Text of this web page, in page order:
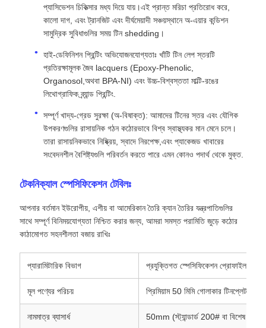
প্যাসিভেশন চিকিত্সার মধ্য দিয়ে যায়।এই প্রান্ত মরিচা প্রতিরোধ করে,
কালো দাগ, এবং ট্রানজিট এবং দীর্ঘমেয়াদী সঞ্চয়স্থানে অ-এয়ার কন্ডিশন
সামুদ্রিক সুবিধাগুলির সময় টিন shedding।
হাই-ডেফিনিশন প্রিন্টিং অভিযোজনযোগ্যতাঃ খাঁটি টিন লেপ স্তরটি
প্রতিরক্ষামূলক জৈব lacquers (Epoxy-Phenolic,
Organosol,অথবা BPA-NI) এবং উচ্চ-বিশ্বস্ততা মাল্টি-রঙের
লিথোগ্রাফিক ব্র্যান্ড প্রিন্টিং.
সম্পূর্ণ খাদ্য-গ্রেড সুরক্ষা (অ-বিষাক্ত): আমাদের টিনের স্তর এবং যৌগিক
উপকরণগুলির রাসায়নিক গঠন কঠোরভাবে বিশ্ব স্বাস্থ্যকর মান মেনে চলে।
তারা রাসায়নিকভাবে নিষ্ক্রিয়, স্বাদে নিরপেক্ষ,এবং প্যাকেজড খাবারের
সংবেদনশীল বৈশিষ্ট্যগুলি পরিবর্তন করতে পারে এমন কোনও পদার্থ থেকে মুক্ত.
টেকনিক্যাল স্পেসিফিকেশন টেবিলঃ
আপনার বর্তমান ইউরোপীয়, এশীয় বা আমেরিকান তৈরি ক্যান তৈরির যন্ত্রপাতিগুলির
সাথে সম্পূর্ণ বিনিময়যোগ্যতা নিশ্চিত করার জন্য, আমরা সমস্ত পরামিতি জুড়ে কঠোর
কাঠামোগত সহনশীলতা বজায় রাখিঃ
প্যারামিটারিক বিভাগ প্রযুক্তিগত স্পেসিফিকেশন প্রোফাইল - 50
মূল পণ্যের পরিচয় প্রিমিয়াম 50 মিমি গোলাকার টিনপ্লেট
নামমাত্র ব্যাসার্ধ 50mm (স্ট্যান্ডার্ড 200# বা বিশেষ